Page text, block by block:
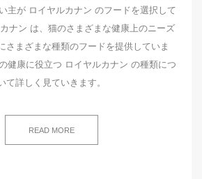
主が ロイヤルカナン のフードを選択して
ナン は、猫のさまざまな健康上のニーズ
さまざまな種類のフードを提供していま
健康に役立つ ロイヤルカナン の種類につ
て詳しく見ていきます。
READ MORE